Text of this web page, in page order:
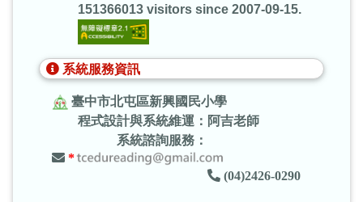
151366013 visitors since 2007-09-15.
系統服務資訊
臺中市北屯區新興國民小學
程式設計與系統維運：阿吉老師
系統諮詢服務：
*
(04)2426-0290